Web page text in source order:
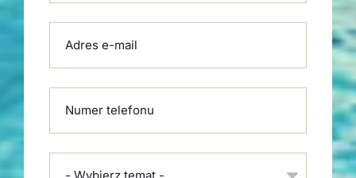
Adres e-mail
Numer telefonu
- Wybierz temat -